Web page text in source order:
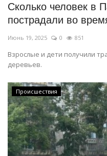
Сколько человек в
пострадали во
Июнь 19, 2025 0 851
Взрослые и дети получили
деревьев.
Происшествия